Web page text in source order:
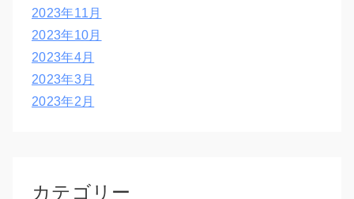
2023年11月
2023年10月
2023年4月
2023年3月
2023年2月
カテゴリー